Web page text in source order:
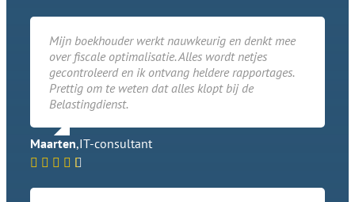
Mijn boekhouder werkt nauwkeurig en denkt mee
over fiscale optimalisatie. Alles wordt netjes
gecontroleerd en ik ontvang heldere rapportages.
Prettig om te weten dat alles klopt bij de
Belastingdienst.
Maarten,IT-consultant